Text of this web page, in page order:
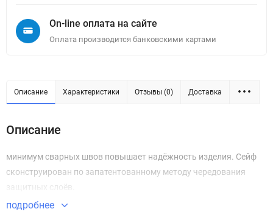
On-line оплата на сайте
Оплата производится банковскими картами
Описание Характеристики Отзывы (0) Доставка
Описание
минимум сварных швов повышает надёжность изделия. Сейф
сконструирован по запатентованному методу чередования
защитных слоёв.
подробнее